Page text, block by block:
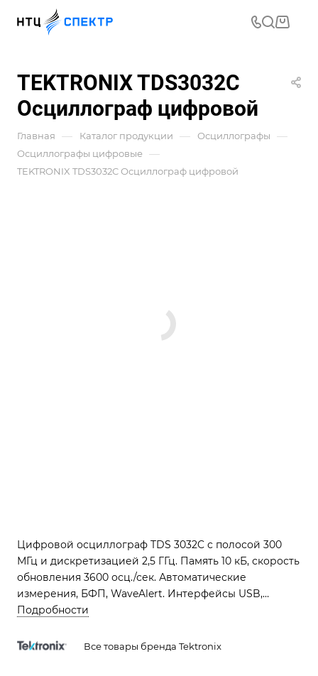
TEKTRONIX TDS3032C
Осциллограф цифровой
Главная — Каталог продукции — Осциллографы —
Осциллографы цифровые —
TEKTRONIX TDS3032C Осциллограф цифровой
Цифровой осциллограф TDS 3032C с полосой 300
МГц и дискретизацией 2,5 ГГц. Память 10 кБ, скорость
обновления 3600 осц./сек. Автоматические
измерения, БФП, WaveAlert. Интерфейсы USB,
опционально GPIB, RS-232, LAN. Цветной TFT дисплей
Подробности
Все товары бренда Tektronix